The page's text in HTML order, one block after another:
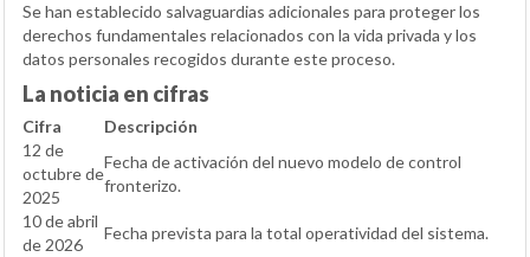
Se han establecido salvaguardias adicionales para proteger los
derechos fundamentales relacionados con la vida privada y los
datos personales recogidos durante este proceso.
La noticia en cifras
Cifra
Descripción
12 de
octubre de
2025
Fecha de activación del nuevo modelo de control
fronterizo.
10 de abril
de 2026
Fecha prevista para la total operatividad del sistema.